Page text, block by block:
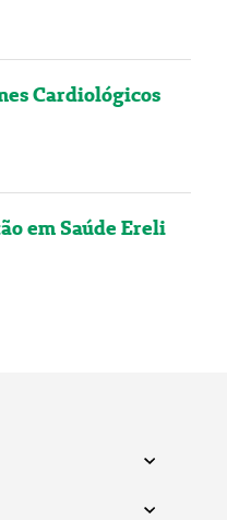
Cardiológicos
em Saúde Ereli